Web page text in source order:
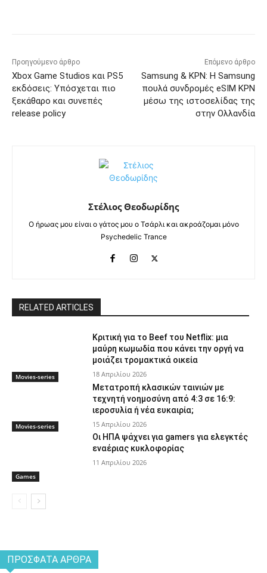
Προηγούμενο άρθρο
Xbox Game Studios και PS5
εκδόσεις: Υπόσχεται πιο
ξεκάθαρο και συνεπές
release policy
Επόμενο άρθρο
Samsung & KPN: Η Samsung
πουλά συνδρομές eSIM KPN
μέσω της ιστοσελίδας της
στην Ολλανδία
Στέλιος Θεοδωρίδης
Ο ήρωας μου είναι ο γάτος μου ο Τσάρλι και ακροάζομαι μόνο
Psychedelic Trance
RELATED ARTICLES
Movies-series
Κριτική για το Beef του Netflix: μια
μαύρη κωμωδία που κάνει την οργή να
μοιάζει τρομακτικά οικεία
18 Απριλίου 2026
Movies-series
Μετατροπή κλασικών ταινιών με
τεχνητή νοημοσύνη από 4:3 σε 16:9:
ιεροσυλία ή νέα ευκαιρία;
15 Απριλίου 2026
Games
Οι ΗΠΑ ψάχνει για gamers για ελεγκτές
εναέριας κυκλοφορίας
11 Απριλίου 2026
ΠΡΌΣΦΑΤΑ ΆΡΘΡΑ